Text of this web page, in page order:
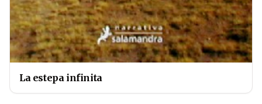
La estepa infinita